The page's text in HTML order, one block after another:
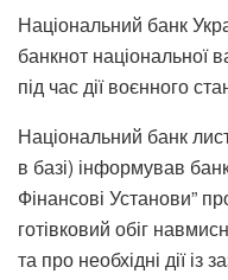
Національний банк
банкнот
під час дії воєнного
Національний банк
в базі) інформував
Фінансові Установи”
готівковий обіг
та про необхідні дії